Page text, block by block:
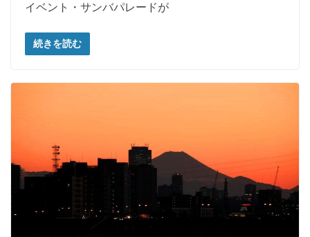
イベント・サンバパレードが
続きを読む